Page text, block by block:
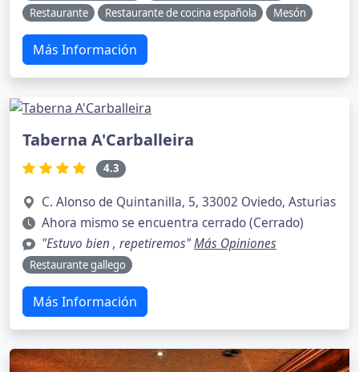
Restaurante
Restaurante de cocina española Mesón
Más Información
Taberna A'Carballeira
4.3
C. Alonso de Quintanilla, 5, 33002 Oviedo, Asturias
Ahora mismo se encuentra cerrado (Cerrado)
"Estuvo bien , repetiremos"Más Opiniones
Restaurante gallego
Más Información